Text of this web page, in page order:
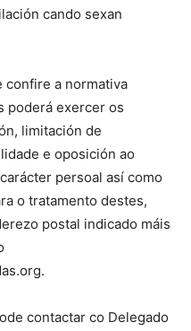
cando sexan
confire a normativa
poderá exercer os
limitación de
e oposición ao
persoal así como
o tratamento destes,
postal indicado máis
contactar co Delegado